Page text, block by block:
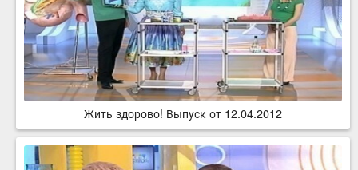
Жить здорово! Выпуск от 12.04.2012